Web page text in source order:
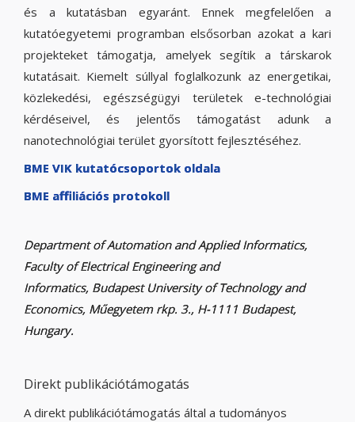
és a kutatásban egyaránt. Ennek megfelelően a
kutatóegyetemi programban elsősorban azokat a kari
projekteket támogatja, amelyek segítik a társkarok
kutatásait. Kiemelt súllyal foglalkozunk az energetikai,
közlekedési, egészségügyi területek e-technológiai
kérdéseivel, és jelentős támogatást adunk a
nanotechnológiai terület gyorsított fejlesztéséhez.
BME VIK kutatócsoportok oldala
BME affiliációs protokoll
Department of Automation and Applied Informatics,
Faculty of Electrical Engineering and
Informatics, Budapest University of Technology and
Economics, Műegyetem rkp. 3., H-1111 Budapest,
Hungary.
Direkt publikációtámogatás
A direkt publikációtámogatás által a tudományos